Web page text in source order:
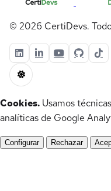
© 2026 CertiDevs.
Cookies. Usamos
analíticas de Google
Configurar Rechazar